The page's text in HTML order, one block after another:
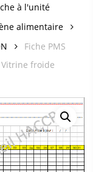
à l'unité
alimentaire
Fiche PMS
froide